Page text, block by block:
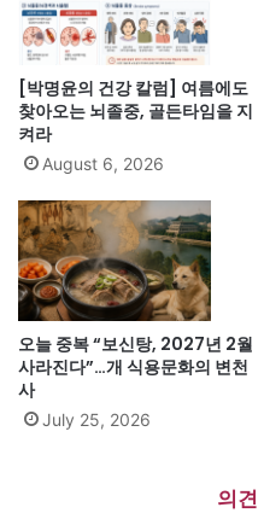
[박명윤의 건강 칼럼] 여름에도
찾아오는 뇌졸중, 골든타임을 지
켜라
August 6, 2026
오늘 중복 “보신탕, 2027년 2월
사라진다”…개 식용문화의 변천
사
July 25, 2026
의견